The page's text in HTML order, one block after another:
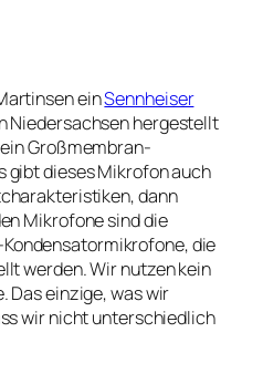
einSennheiser
Niedersachsen hergestellt
Großmembran-
gibt dieses Mikrofon auch
dann
Mikrofone sind die
die
werden. Wir nutzen kein
Das einzige, was wir
wir nicht unterschiedlich